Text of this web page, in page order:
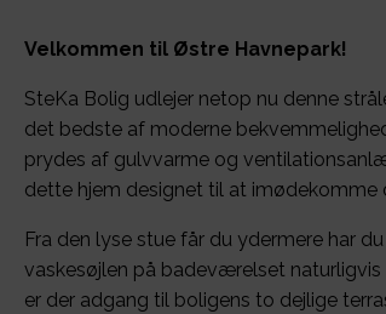
Velkommen til Østre Havnepark!
SteKa Bolig udlejer netop nu denne
det bedste af moderne
prydes af gulvvarme og
dette hjem designet til at imødekomme
Fra den lyse stue får du ydermere har
vaskesøjlen på badeværelset
er der adgang til boligens to dejlige